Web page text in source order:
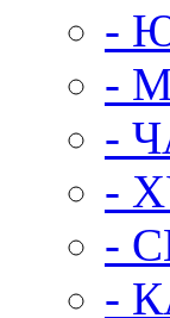
-
-
-
-
-
-